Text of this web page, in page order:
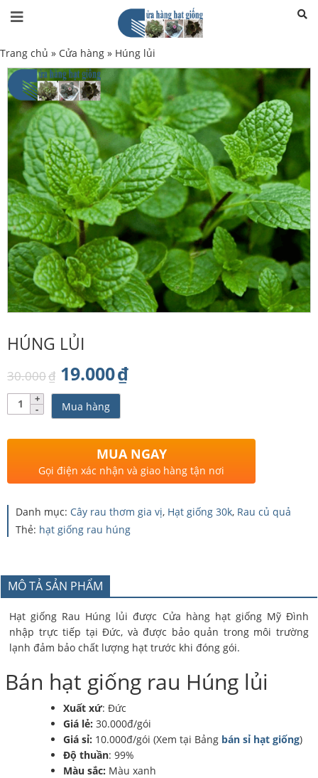
Trang chủ » Cửa hàng » Húng lủi
HÚNG LỦI
30.000₫ Giá
gốc
là:
30.000₫.
19.000₫Giá
là:
19.000₫.
Số
lượng
Mua hàng
MUA NGAY
Gọi điện xác nhận và giao hàng tận nơi
Danh mục: Cây rau thơm gia vị, Hạt giống 30k, Rau củ quả
Thẻ: hạt giống rau húng
MÔ TẢ SẢN PHẨM
Hạt giống Rau Húng lủi được Cửa hàng hạt giống Mỹ Đình
nhập trực tiếp tại Đức, và được bảo quản trong môi trường
lạnh đảm bảo chất lượng hạt trước khi đóng gói.
Bán hạt giống rau Húng lủi
Xuất xứ: Đức
Giá lẻ: 30.000đ/gói
Giá sỉ: 10.000đ/gói (Xem tại Bảng bán sỉ hạt giống)
Độ thuần: 99%
Màu sắc: Màu xanh